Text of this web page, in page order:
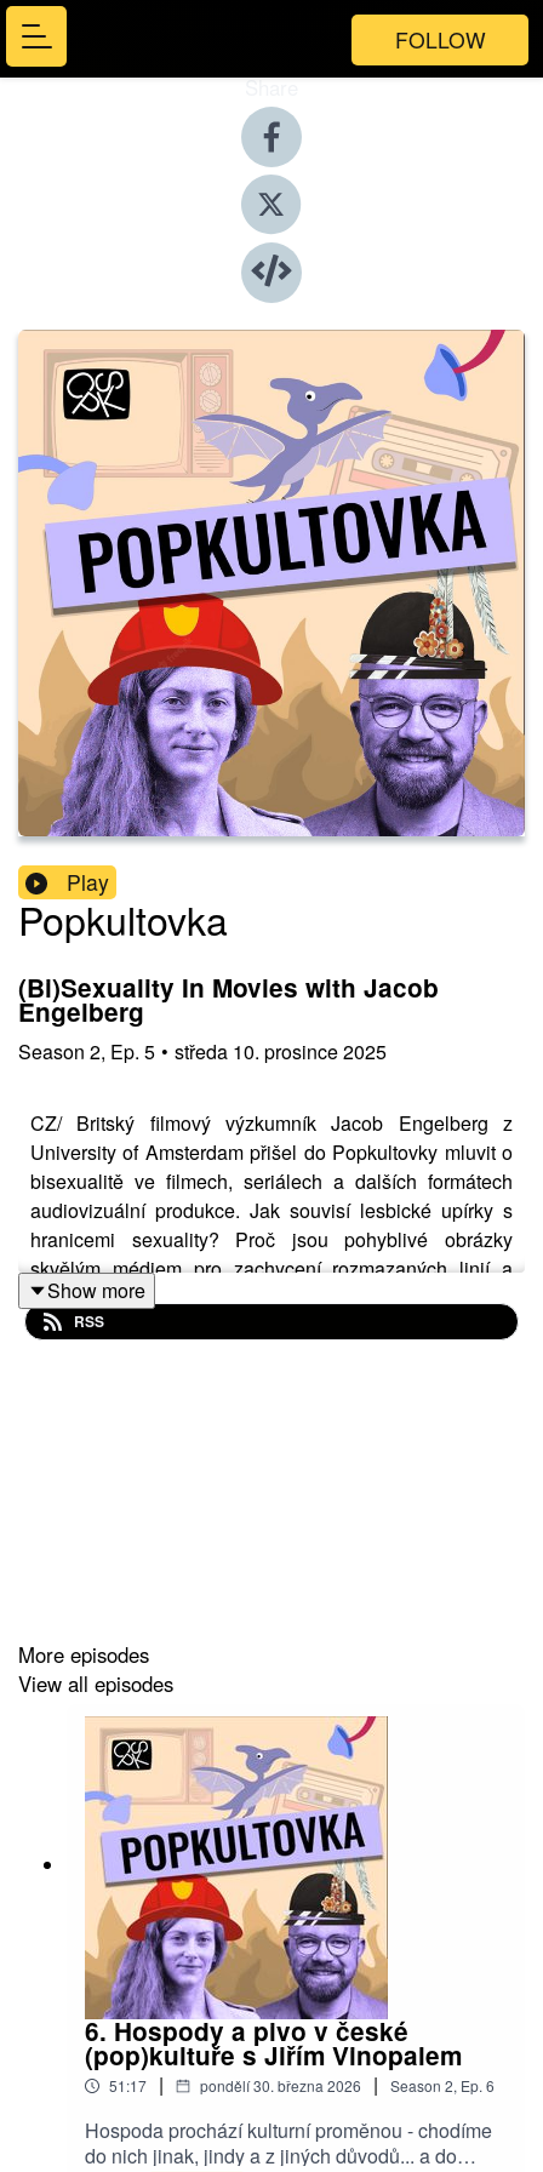
FOLLOW
Share
Play
Popkultovka
(Bi)Sexuality In Movies with Jacob
Engelberg
Season 2, Ep. 5 • středa 10. prosince 2025
CZ/ Britský filmový výzkumník Jacob Engelberg z
University of Amsterdam přišel do Popkultovky mluvit o
bisexualitě ve filmech, seriálech a dalších formátech
audiovizuální produkce. Jak souvisí lesbické upírky s
hranicemi sexuality? Proč jsou pohyblivé obrázky
skvělým médiem pro zachycení rozmazaných linií a
Česko je pornovelmocí? A jak souvisí bisexualita se
zločinem, násilím a Sharon Stone?
and Sharon Stone?
Show more
RSS
More episodes
View all episodes
6. Hospody a pivo v české
(pop)kultuře s Jiřím Vinopalem
51:17 | pondělí 30. března 2026 | Season 2, Ep. 6
Hospoda prochází kulturní proměnou - chodíme
do nich jinak, jindy a z jiných důvodů... a do